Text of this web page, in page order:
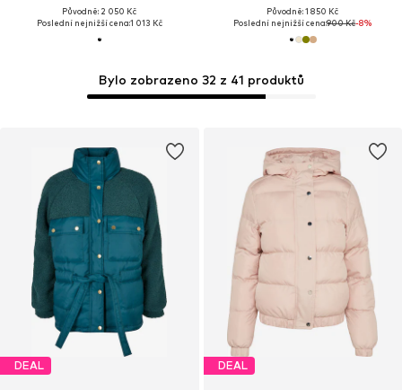
Původně: 2 050 Kč
Poslední nejnižší cena:1 013 Kč
Původně: 1 850 Kč
Poslední nejnižší cena:900 Kč-8%
Bylo zobrazeno 32 z 41 produktů
DEAL DEAL